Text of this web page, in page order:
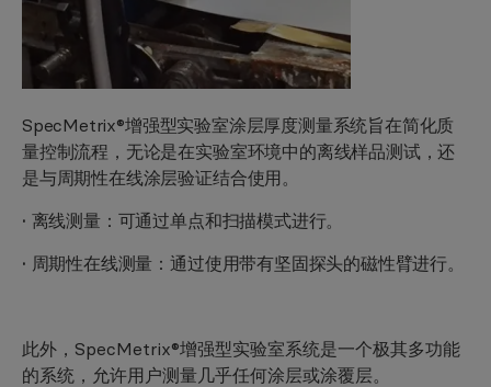
SpecMetrix®增强型实验室涂层厚度测量系统旨在简化质
量控制流程，无论是在实验室环境中的离线样品测试，还
是与周期性在线涂层验证结合使用。
· 离线测量：可通过单点和扫描模式进行。
· 周期性在线测量：通过使用带有坚固探头的磁性臂进行。
此外，SpecMetrix®增强型实验室系统是一个极其多功能
的系统，允许用户测量几乎任何涂层或涂覆层。